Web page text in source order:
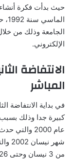
حيث بدأت فكرة أنشاء
الجامعة وذلك من
الإلكتروني.
الانتفاضة
المباشر
في بداية الانتفاضة
كبيرة جدا وذلك
عام 2000